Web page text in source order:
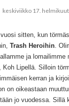
keskiviikko 17.
sitten, kun
Trash Heroihin .
ja lomailimme
Koh Lipellä. Silloin
kerran ja
on oikeastaan
jo vuodessa. Sillä